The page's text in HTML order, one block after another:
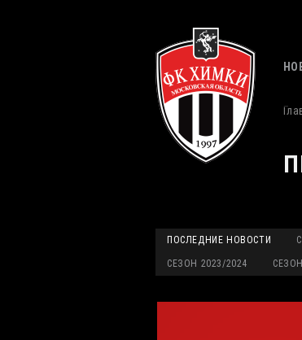
ПОСЛЕДНИЕ НОВОСТИ
СЕЗОН 2023/2024